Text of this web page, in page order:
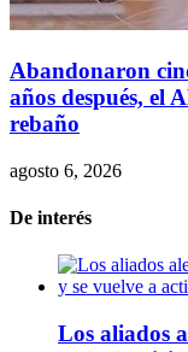
Abandonaron
años después, el
rebaño
agosto 6, 2026
De interés
Los aliados